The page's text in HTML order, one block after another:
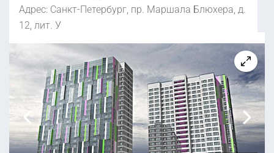
Адрес: Санкт-Петербург, пр. Маршала Блюхера, д.
12, лит. У